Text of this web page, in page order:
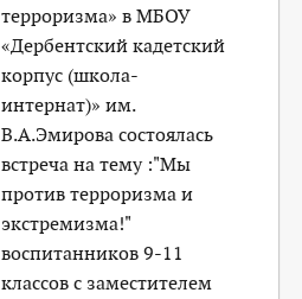
терроризма» в МБОУ
«Дербентский кадетский
корпус (школа-
интернат)» им.
В.А.Эмирова состоялась
встреча на тему :"Мы
против терроризма и
экстремизма!"
воспитанников 9-11
классов с заместителем